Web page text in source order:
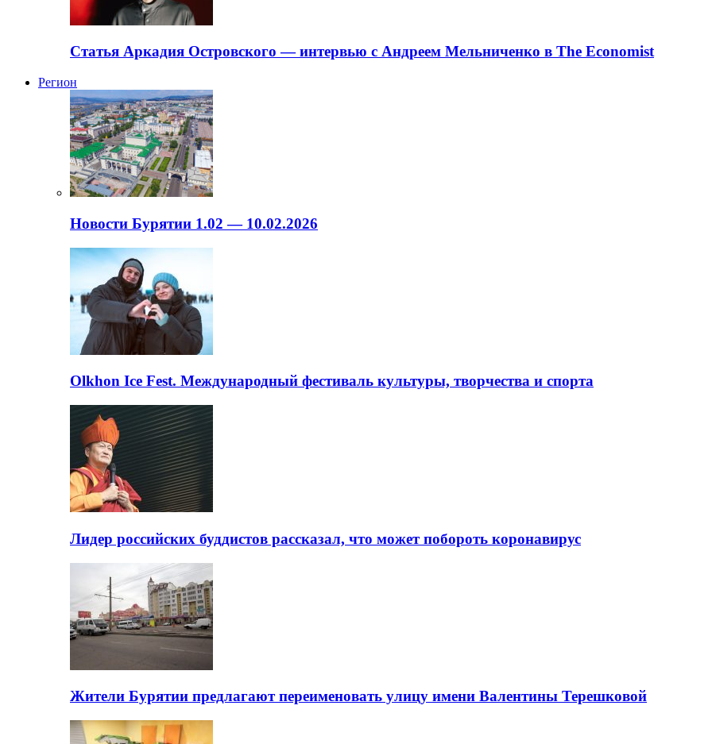
Статья Аркадия Островского — интервью с Андреем Мельниченко в The Economist
Регион
Новости Бурятии 1.02 — 10.02.2026
Olkhon Ice Fest. Международный фестиваль культуры, творчества и спорта
Лидер российских буддистов рассказал, что может побороть коронавирус
Жители Бурятии предлагают переименовать улицу имени Валентины Терешковой